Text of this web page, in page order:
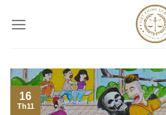
16
Th11